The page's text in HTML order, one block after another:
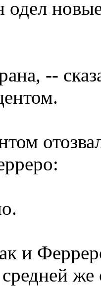
одел
--
и
же